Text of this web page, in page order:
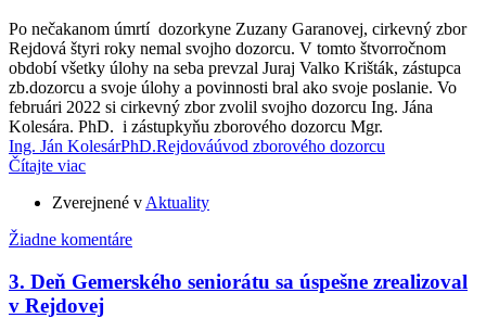
Po nečakanom úmrtí dozorkyne Zuzany Garanovej, cirkevný zbor
Rejdová štyri roky nemal svojho dozorcu. V tomto štvorročnom
období všetky úlohy na seba prevzal Juraj Valko Krišták, zástupca
zb.dozorcu a svoje úlohy a povinnosti bral ako svoje poslanie. Vo
februári 2022 si cirkevný zbor zvolil svojho dozorcu Ing. Jána
Kolesára. PhD. i zástupkyňu zborového dozorcu Mgr.
Ing. Ján KolesárPhD.Rejdováúvod zborového dozorcu
Čítajte viac
Zverejnené v Aktuality
Žiadne komentáre
3. Deň Gemerského seniorátu sa úspešne zrealizoval
v Rejdovej